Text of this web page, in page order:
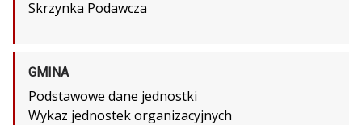
Skrzynka Podawcza
GMINA
Podstawowe dane jednostki
Wykaz jednostek organizacyjnych